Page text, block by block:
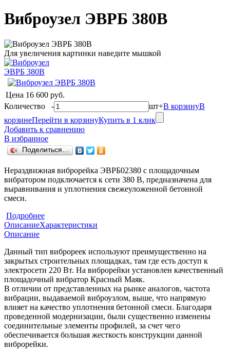
Виброузел ЭВРБ 380В
Для увеличения картинки наведите мышкой
Цена 16 600 руб.
Количество - шт+В корзинуВ
корзинеПерейти в корзинуКупить в 1 клик
Добавить к сравнению
В избранное
Поделиться…
Нераздвижная виброрейка ЭВРБ02380 с площадочным
вибратором подключается к сети 380 В, предназначена для
выравнивания и уплотнения свежеуложенной бетонной
смеси.
Подробнее
ОписаниеХарактеристики
Описание
Данный тип виброреек используют преимущественно на
закрытых строительных площадках, там где есть доступ к
электросети 220 Вт. На виброрейки установлен качественный
площадочный вибратор Красный Маяк.
В отличии от представленных на рынке аналогов, частота
вибрации, выдаваемой виброузлом, выше, что напрямую
влияет на качество уплотнения бетонной смеси. Благодаря
проведенной модернизации, были существенно изменены
соединительные элементы профилей, за счет чего
обеспечивается большая жесткость конструкции данной
виброрейки.